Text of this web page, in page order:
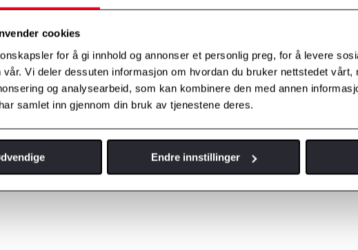
cookies
for å gi innhold og annonser et personlig preg, for å levere
Vi deler dessuten informasjon om hvordan du bruker nettstedet vårt,
og analysearbeid, som kan kombinere den med annen
samlet inn gjennom din bruk av tjenestene deres.
Endre innstillinger